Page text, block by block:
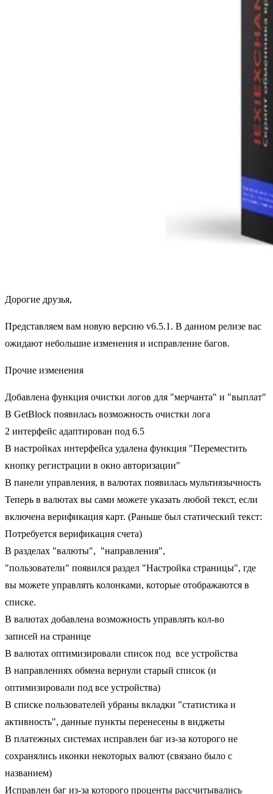
Дорогие друзья,
Представляем вам новую версию v6.5.1. В данном релизе вас
ожидают небольшие изменения и исправление багов.
Прочие изменения
Добавлена функция очистки логов для "мерчанта" и "выплат"
В GetBlock появилась возможность очистки лога
2 интерфейс адаптирован под 6.5
В настройках интерфейса удалена функция "Переместить
кнопку регистрации в окно авторизации"
В панели управления, в валютах появилась мультиязычность
Теперь в валютах вы сами можете указать любой текст, если
включена верификация карт. (Раньше был статический текст:
Потребуется верификация счета)
В разделах "валюты", "направления",
"пользователи" появился раздел "Настройка страницы", где
вы можете управлять колонками, которые отображаются в
списке.
В валютах добавлена возможность управлять кол-во
записей на странице
В валютах оптимизировали список под все устройства
В направлениях обмена вернули старый список (и
оптимизировали под все устройства)
В списке пользователей убраны вкладки "статистика и
активность", данные пункты перенесены в виджеты
В платежных системах исправлен баг из-за которого не
сохранялись иконки некоторых валют (связано было с
названием)
Исправлен баг из-за которого проценты рассчитывались